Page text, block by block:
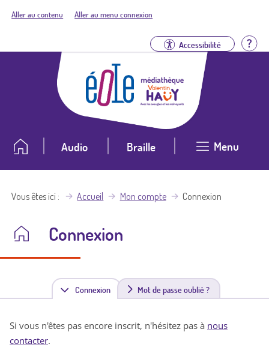
Aller au contenu Aller au menu connexion
Accessibilité
Audio Braille Menu
Vous êtes ici Accueil Mon compte Connexion
Connexion
Connexion(
n
Mot de passe oublié ?
Si vous n'êtes pas encore inscrit, n'hésitez pas à nous
contacter.